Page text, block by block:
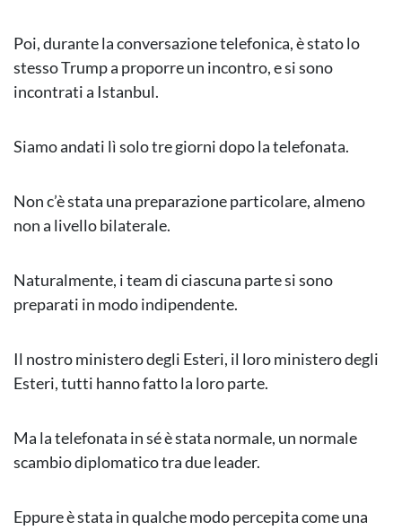
Poi, durante la conversazione telefonica, è stato lo
stesso Trump a proporre un incontro, e si sono
incontrati a Istanbul.
Siamo andati lì solo tre giorni dopo la telefonata.
Non c’è stata una preparazione particolare, almeno
non a livello bilaterale.
Naturalmente, i team di ciascuna parte si sono
preparati in modo indipendente.
Il nostro ministero degli Esteri, il loro ministero degli
Esteri, tutti hanno fatto la loro parte.
Ma la telefonata in sé è stata normale, un normale
scambio diplomatico tra due leader.
Eppure è stata in qualche modo percepita come una